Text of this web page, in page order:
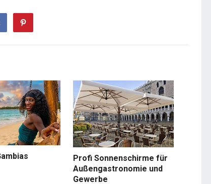
Profi Sonnenschirme für
Außengastronomie und
Gewerbe